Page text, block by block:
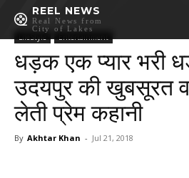
REEL NEWS
Real News from
City of Lakes
LifeStyle Entertainment
धड़क एक प्यार भरी
उदयपुर की खुबसूरत
लेती प्रेम कहानी
By Akhtar Khan - Jul 21, 2018